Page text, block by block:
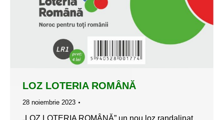
LOZ LOTERIA ROMÂNĂ
28 noiembrie 2023
„LOZ LOTERIA ROMÂNĂ” un nou loz randalinat